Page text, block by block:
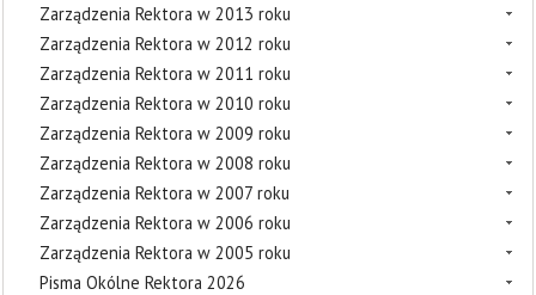
Zarządzenia Rektora w 2013 roku
Zarządzenia Rektora w 2012 roku
Zarządzenia Rektora w 2011 roku
Zarządzenia Rektora w 2010 roku
Zarządzenia Rektora w 2009 roku
Zarządzenia Rektora w 2008 roku
Zarządzenia Rektora w 2007 roku
Zarządzenia Rektora w 2006 roku
Zarządzenia Rektora w 2005 roku
Pisma Okólne Rektora 2026